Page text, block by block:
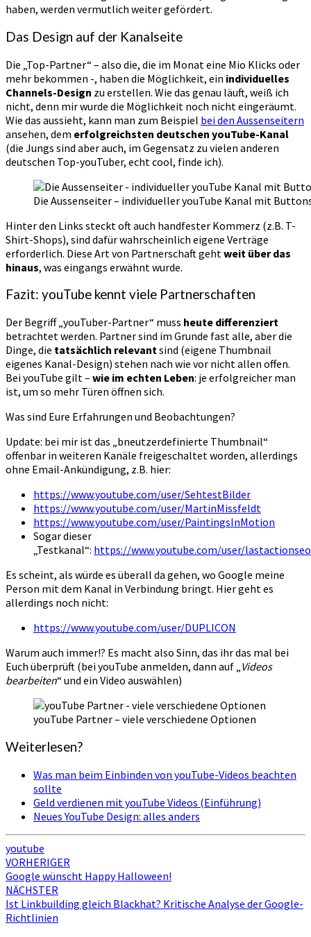
haben, werden vermutlich weiter gefördert.
Das Design auf der Kanalseite
Die „Top-Partner“ – also die, die im Monat eine Mio Klicks oder
mehr bekommen -, haben die Möglichkeit, ein individuelles
Channels-Design zu erstellen. Wie das genau läuft, weiß ich
nicht, denn mir wurde die Möglichkeit noch nicht eingeräumt.
Wie das aussieht, kann man zum Beispiel bei den Aussenseitern
ansehen, dem erfolgreichsten deutschen youTube-Kanal
(die Jungs sind aber auch, im Gegensatz zu vielen anderen
deutschen Top-youTuber, echt cool, finde ich).
Die Aussenseiter – individueller youTube Kanal mit
Hinter den Links steckt oft auch handfester Kommerz (z.B. T-
Shirt-Shops), sind dafür wahrscheinlich eigene Verträge
erforderlich. Diese Art von Partnerschaft geht weit über das
hinaus, was eingangs erwähnt wurde.
Fazit: youTube kennt viele Partnerschaften
Der Begriff „youTuber-Partner“ muss heute differenziert
betrachtet werden. Partner sind im Grunde fast alle, aber die
Dinge, die tatsächlich relevantsind (eigene Thumbnail
eigenes Kanal-Design) stehen nach wie vor nicht allen offen.
Bei youTube gilt – wie im echten Leben: je erfolgreicher man
ist, um so mehr Türen öffnen sich.
Was sind Eure Erfahrungen und Beobachtungen?
Update: bei mir ist das „bneutzerdefinierte Thumbnail“
offenbar in weiteren Kanäle freigeschaltet worden, allerdings
ohne Email-Ankündigung, z.B. hier:
https://www.youtube.com/user/SehtestBilder
https://www.youtube.com/user/MartinMissfeldt
https://www.youtube.com/user/PaintingsInMotion
Sogar dieser
„Testkanal“: https://www.youtube.com/user/lastactionseo
Es scheint, als würde es überall da gehen, wo Google meine
Person mit dem Kanal in Verbindung bringt. Hier geht es
allerdings noch nicht:
https://www.youtube.com/user/DUPLICON
Warum auch immer!? Es macht also Sinn, das ihr das mal bei
Euch überprüft (bei youTube anmelden, dann auf „Videos
bearbeiten“ und ein Video auswählen)
youTube Partner – viele verschiedene Optionen
Weiterlesen?
Was man beim Einbinden von youTube-Videos beachten
sollte
Geld verdienen mit youTube Videos (Einführung)
Neues YouTube Design: alles anders
youtube
Beitragsnavigation
VORHERIGER
Google wünscht Happy Halloween!
NÄCHSTER
Ist Linkbuilding gleich Blackhat? Kritische Analyse der Google-
Richtlinien